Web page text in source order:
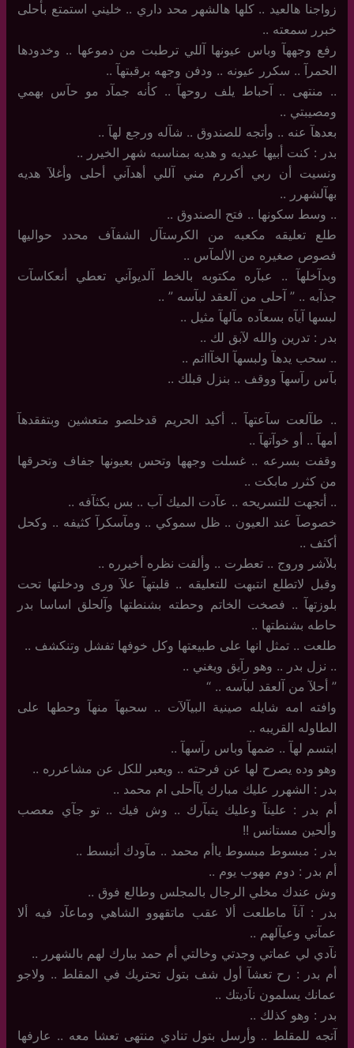
زواجنا هالعيد .. كلها هالشهر محد داري .. خليني استمتع بأحلى
خبرر سمعته ..
رفع وجههآ وباس عيونها آللي ترطبت من دموعها .. وخدودها
الحمرآ .. سكرر عيونه .. ودفن وجهه برقبتهآ ..
..‏ منتهى .. آحباط يلف روحهآ .. كأنه جمآد مو حآس بهمي
ومصيبتي ..
بعدهآ عنه .. وأتجه للصندوق .. شآله ورجع لهآ ..
بدر : كنت أبيها عيديه و هديه بمناسبه شهر الخيرر ..
ونسيت أن ربي أكررم مني آللي أهدآني أحلى وأغلآ هديه
بهآلشهرر ..
..‏ وسط سكونها .. فتح الصندوق ..
طلع تعليقه مكعبه من الكرستآل الشفآف محدد حواليها
فصوص صغيره من الألمآس ..
وبدآخلهآ .. عبآره مكتوبه بالخط آلديوآني تعطي أنعكاسآت
جذآبه .. ” آحلى من آلعقد لبآسه ” ..
لبسها آيآه بسعآده مآلهآ مثيل ..
بدر : تدرين والله لآبق لك ..
‏.. سحب يدهآ ولبسهآ الخآااتم ..
بآس رآسهآ ووقف .. بنزل قبلك ..
..‏ طآلعت سآعتهآ .. أكيد الحريم قدخلصو متعشين وبتفقدهآ
أمهآ .. أو خوآتهآ ..
وقفت بسرعه .. غسلت وجهها وتحس بعيونها جفاف وتحرقها
من كثرر مابكت ..
..‏ أتجهت للتسريحه .. عآدت الميك آب .. بس بكثآفه ..
خصوصآ عند العيون .. ظل سموكي .. ومآسكرآ كثيفه ‏.. وكحل
أكثف ..
بلآشر وروج .. تعطرت .. وألقت نظره أخيرره ..
وقبل لاتطلع انتبهت للتعليقه .. قلبتهآ علآ ورى ودخلتها تحت
بلوزتهآ .. فصخت الخاتم وحطته بشنطتها وآلحلق اساسا بدر
حاطه بشنطتها ..
طلعت .. تمثل انها على طبيعتها وكل خوفها تفشل وتنكشف ..
..‏ نزل بدر .. وهو رآيق ويغني ..
‏”‏ أحلآ من آلعقد لبآسه .. “
وافته امه شايله صينية البيآلآت .. سحبهآ منهآ وحطها على
الطاوله القريبه ..
ابتسم لهآ .. ضمهآ وباس رآسهآ ..
وهو وده يصرح لها عن فرحته .. ويعبر للكل عن مشاعرره ..
بدر : الشهرر عليك مبارك يآأحلى ام محمد ..
أم بدر : علينآ وعليك يتبآرك .. وش فيك .. تو جآي معصب
وألحين مستانس !!
بدر : مبسوط مبسوط ياأم محمد .. مآودك أنبسط ..
أم بدر : دوم مهوب يوم ..
وش عندك مخلي الرجال بالمجلس وطالع فوق ..
بدر : آنآ ماطلعت ألا عقب ماتقهوو الشاهي وماعآد فيه ألا
عمآني وعيآلهم ..
نآدي لي عماتي وجدتي وخالتي أم حمد ببارك لهم بالشهرر ..
أم بدر : رح تعشآ أول شف بتول تحتريك في المقلط .. ولاجو
عمانك يسلمون نآديتك ..
بدر : وهو كذلك ..
آتجه للمقلط .. وأرسل بتول تنادي منتهى تعشا معه .. عارفها